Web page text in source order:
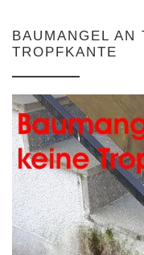
BAUMANGEL AN
TROPFKANTE